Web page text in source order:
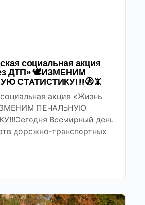
социальная акция
ДТП» 🕊ИЗМЕНИМ
СТАТИСТИКУ!!!🚷📵
акция «Жизнь
ПЕЧАЛЬНУЮ
Всемирный день
дорожно-транспортных